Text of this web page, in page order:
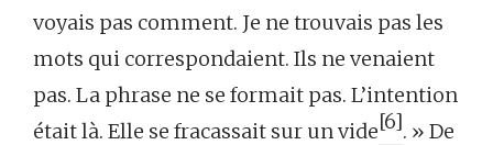
voyais pas comment. Je ne trouvais pas les
mots qui correspondaient. Ils ne venaient
pas. La phrase ne se formait pas. L’intention
était là. Elle se fracassait sur un vide[6]. » De